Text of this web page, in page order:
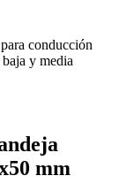
conducción
y media
mm